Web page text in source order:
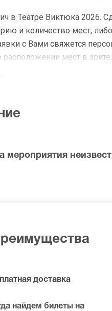
в Театре Виктюка
и количество мест,
с Вами свяжется
расположении мест в
билетов, ожидайте
осуществляется в
картой
нужные билеты на Лукич,
цене.
мероприятия
доставка
найдем билеты на